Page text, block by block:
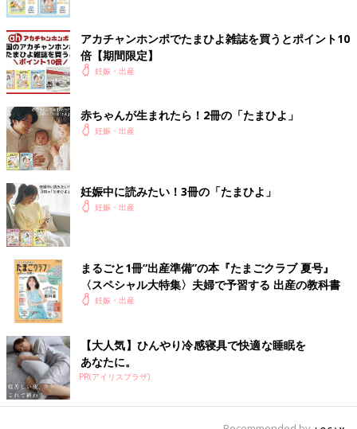
アカチャンホンポでたまひよ雑誌を買うとポイント10
倍【期間限定】
妊娠・出産
赤ちゃんが生まれたら！2冊の「たまひよ」
妊娠・出産
妊娠中に読みたい！3冊の「たまひよ」
妊娠・出産
まるごと1冊“出産準備”の本『たまごクラブ 夏号』
〈スペシャル大特集〉夫婦で予習する 出産の教科書
妊娠・出産
【大人気】ひんやり冷感寝具で快適な睡眠を
あなたに。
PR(アイリスプラザ)